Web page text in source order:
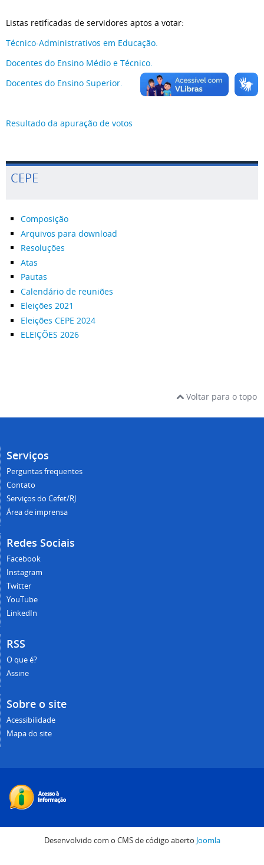
Listas retificadas de servidores aptos a votar:
Técnico-Administrativos em Educação.
Docentes do Ensino Médio e Técnico.
Docentes do Ensino Superior.
Resultado da apuração de votos
CEPE
Composição
Arquivos para download
Resoluções
Atas
Pautas
Calendário de reuniões
Eleições 2021
Eleições CEPE 2024
ELEIÇÕES 2026
Voltar para o topo
Serviços
Perguntas frequentes
Contato
Serviços do Cefet/RJ
Área de imprensa
Redes Sociais
Facebook
Instagram
Twitter
YouTube
LinkedIn
RSS
O que é?
Assine
Sobre o site
Acessibilidade
Mapa do site
Desenvolvido com o CMS de código aberto Joomla